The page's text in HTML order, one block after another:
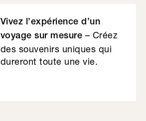
Vivez l’expérience d’un
voyage sur mesure – Créez
des souvenirs uniques qui
dureront toute une vie.